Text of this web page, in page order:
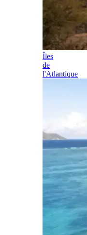
Îles
de
l'Atlantique